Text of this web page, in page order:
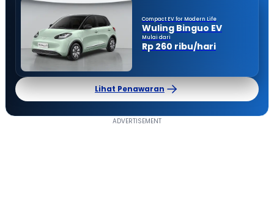
Compact EV for Modern Life
Wuling Binguo EV
Mulai dari
Rp 260 ribu/hari
Lihat Penawaran